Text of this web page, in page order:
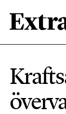
Biologisk
Hållbara
900
584
Hållbara